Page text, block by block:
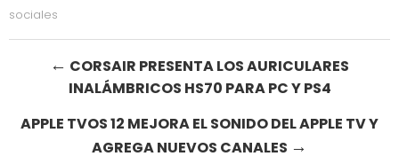
sociales
Post
navigation
← CORSAIR PRESENTA LOS AURICULARES
INALÁMBRICOS HS70 PARA PC Y PS4
APPLE TVOS 12 MEJORA EL SONIDO DEL APPLE TV Y
AGREGA NUEVOS CANALES →